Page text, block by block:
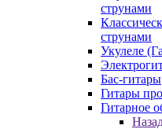
струнами
струнами
Укулеле
Бас-гитары
Гитары
Гитарное